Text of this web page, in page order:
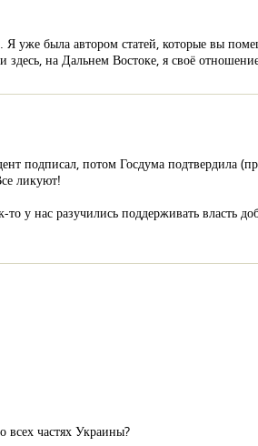
была автором статей, которые вы
на Дальнем Востоке, я своё
подписал, потом Госдума подтвердила
ликуют!
у нас разучились поддерживать власть
всех частях Украины?